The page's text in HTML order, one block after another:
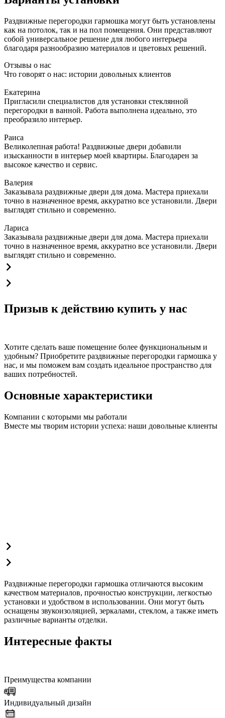
Раздвижные перегородки гармошка могут быть установлены
как на потолок, так и на пол помещения. Они представляют
собой универсальное решение для любого интерьера
благодаря разнообразию материалов и цветовых решений.
Отзывы о нас
Что говорят о нас: истории довольных клиентов
Екатерина
Пригласили специалистов для установки стеклянной
перегородки в ванной. Работа выполнена идеально, это
преобразило интерьер.
Раиса
Великолепная работа! Раздвижные двери добавили
изысканности в интерьер моей квартиры. Благодарен за
высокое качество и сервис.
Валерия
Заказывала раздвижные двери для дома. Мастера приехали
точно в назначенное время, аккуратно все установили. Двери
выглядят стильно и современно.
Лариса
Заказывала раздвижные двери для дома. Мастера приехали
точно в назначенное время, аккуратно все установили. Двери
выглядят стильно и современно.
Призыв к действию купить у нас
Хотите сделать ваше помещение более функциональным и
удобным? Приобретите раздвижные перегородки гармошка у
нас, и мы поможем вам создать идеальное пространство для
ваших потребностей.
Основные характеристики
Компании с которыми мы работали
Вместе мы творим истории успеха: наши довольные клиенты
Раздвижные перегородки гармошка отличаются высоким
качеством материалов, прочностью конструкции, легкостью
установки и удобством в использовании. Они могут быть
оснащены звукоизоляцией, зеркалами, стеклом, а также иметь
различные варианты отделки.
Интересные факты
Преимущества компании
Индивидуальный дизайн